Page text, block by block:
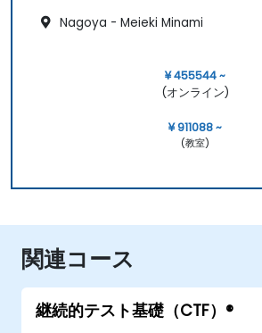
Nagoya - Meieki Minami
¥ 455544 ~
(オンライン)
¥ 911088 ~
(教室)
関連コース
継続的テスト基礎（CTF）®